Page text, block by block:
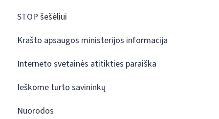
STOP šešėliui
Krašto apsaugos ministerijos informacija
Interneto svetainės atitikties paraiška
Ieškome turto savininkų
Nuorodos